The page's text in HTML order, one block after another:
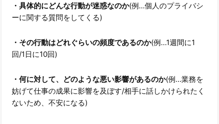
・具体的にどんな行動が迷惑なのか(例…個人のプライバシ
ーに関する質問をしてくる)
・その行動はどれぐらいの頻度であるのか(例…1週間に1
回/1日に10回)
・何に対して、どのような悪い影響があるのか(例…業務を
妨げて仕事の成果に影響を及ぼす/相手に話しかけられたく
ないため、不安になる)